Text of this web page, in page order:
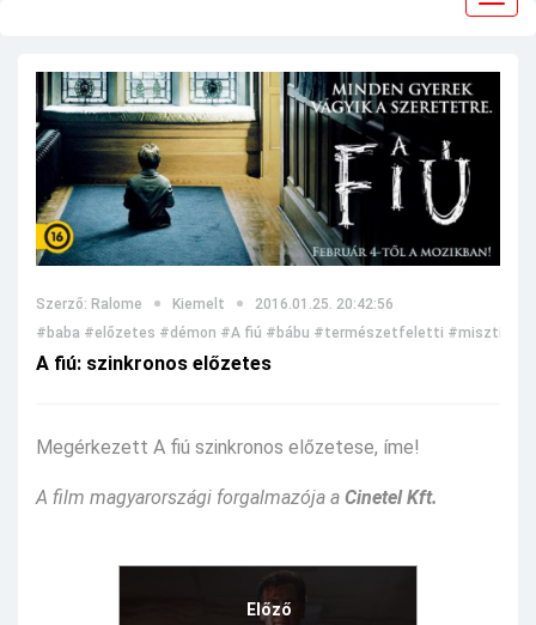
Szerző: Ralome Kiemelt
2016.01.25. 20:42:56
#baba #előzetes #démon #A fiú #bábu #természetfeletti #misztikus
A fiú: szinkronos előzetes
Megérkezett A fiú szinkronos előzetese, íme!
A film magyarországi forgalmazója a Cinetel Kft.
Előző